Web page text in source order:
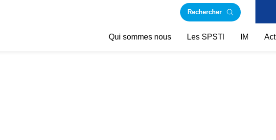
Rechercher
Qui sommes nous Les SPSTI IM